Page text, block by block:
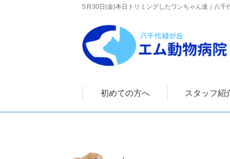
5月30日(金)本日トリミングしたワンちゃん達｜八千
初めての方へ スタッフ紹